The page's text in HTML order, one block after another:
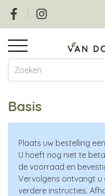
Overslaan
naar
de
inhoud
gaan
Social
Hoofdnavigatie
Basis
Plaats uw bestelling
U hoeft nog niet te
de voorraad en
Vervolgens ontvangt
verdere instructies.